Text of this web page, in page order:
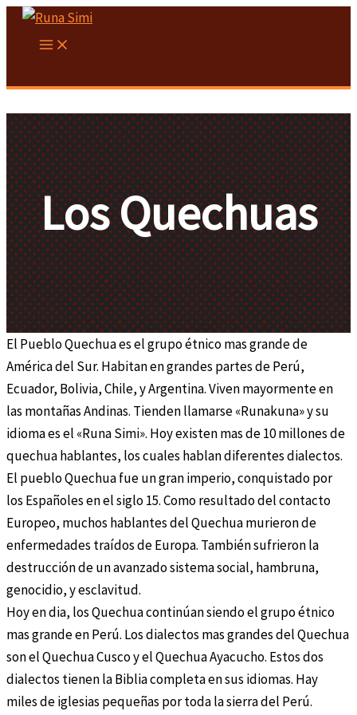
Skip
Los Quechuas
El Pueblo Quechua es el grupo étnico mas grande de
América del Sur. Habitan en grandes partes de Perú,
Ecuador, Bolivia, Chile, y Argentina. Viven mayormente en
las montañas Andinas. Tienden llamarse «Runakuna» y su
idioma es el «Runa Simi». Hoy existen mas de 10 millones de
quechua hablantes, los cuales hablan diferentes dialectos.
El pueblo Quechua fue un gran imperio, conquistado por
los Españoles en el siglo 15. Como resultado del contacto
Europeo, muchos hablantes del Quechua murieron de
enfermedades traídos de Europa. También sufrieron la
destrucción de un avanzado sistema social, hambruna,
genocidio, y esclavitud.
Hoy en dia, los Quechua continúan siendo el grupo étnico
mas grande en Perú. Los dialectos mas grandes del Quechua
son el Quechua Cusco y el Quechua Ayacucho. Estos dos
dialectos tienen la Biblia completa en sus idiomas. Hay
miles de iglesias pequeñas por toda la sierra del Perú.